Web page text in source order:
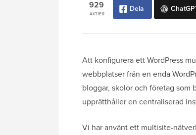
AKTIER
929 Dela
Att konfigurera ett WordPress
webbplatser från en enda
bloggar, skolor och företag som
upprätthåller en centraliserad
Vi har använt ett multisite-